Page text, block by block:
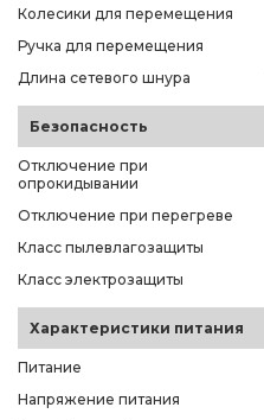
Колесики для перемещения
Ручка для перемещения
Длина сетевого шнура
Безопасность
Отключение при
опрокидывании
Отключение при перегреве
Класс пылевлагозащиты
Класс электрозащиты
Характеристики питания
Питание
Напряжение питания